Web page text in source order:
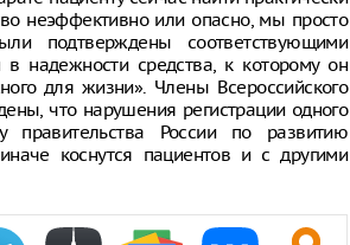
неэффективно или опасно, мы просто
подтверждены соответствующими
надежности средства, к которому он
для жизни». Члены Всероссийского
что нарушения регистрации одного
правительства России по развитию
коснутся пациентов и с другими